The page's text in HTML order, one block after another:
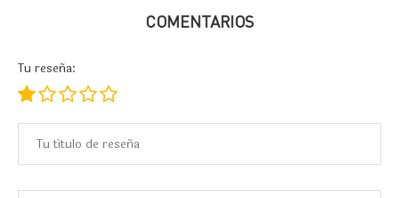
COMENTARIOS
Tu reseña: